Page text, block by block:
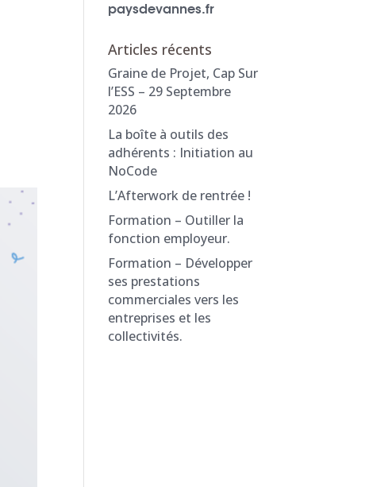
paysdevannes.fr
Articles récents
Graine de Projet, Cap Sur
l’ESS – 29 Septembre
2026
La boîte à outils des
adhérents : Initiation au
NoCode
L’Afterwork de rentrée !
Formation – Outiller la
fonction employeur.
Formation – Développer
ses prestations
commerciales vers les
entreprises et les
collectivités.